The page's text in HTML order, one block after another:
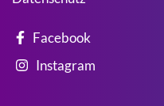
Facebook
Instagram